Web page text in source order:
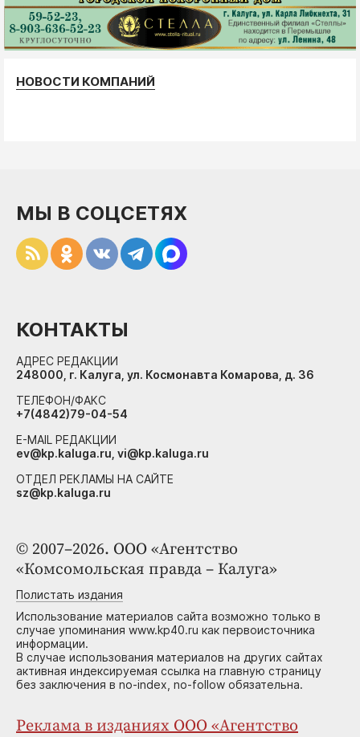
НОВОСТИ КОМПАНИЙ
© 2007–2026. ООО «Агентство
«Комсомольская правда – Калуга»
Полистать издания
Использование материалов сайта возможно только в
случае упоминания www.kp40.ru как первоисточника
информации.
В случае использования материалов на других сайтах
активная индексируемая ссылка на главную страницу
без заключения в no-index, no-follow обязательна.
Реклама в изданиях ООО «Агентство
МЫ В СОЦСЕТЯХ
КОНТАКТЫ
АДРЕС РЕДАКЦИИ
248000, г. Калуга, ул. Космонавта Комарова, д. 36
ТЕЛЕФОН/ФАКС
+7(4842)79-04-54
E-MAIL РЕДАКЦИИ
ev@kp.kaluga.ru, vi@kp.kaluga.ru
ОТДЕЛ РЕКЛАМЫ НА САЙТЕ
sz@kp.kaluga.ru